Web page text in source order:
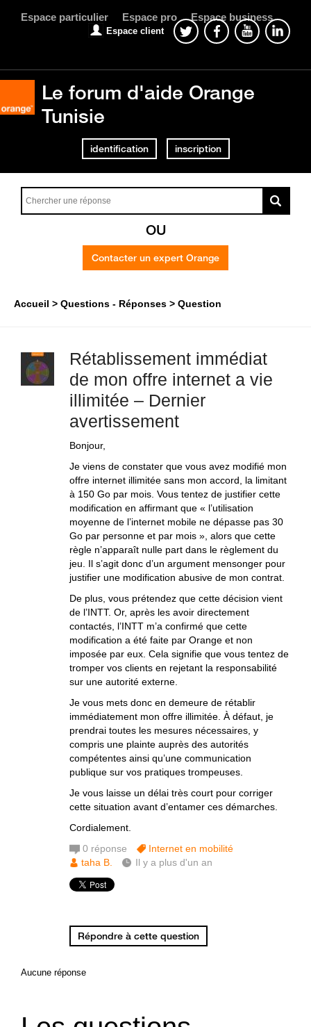
Espace particulier Espace pro Espace business
Espace client
Le forum d'aide Orange
Tunisie
identification inscription
OU
Contacter un expert Orange
Accueil Questions - Réponses Question
Rétablissement immédiat
de mon offre internet a vie
illimitée – Dernier
avertissement
Bonjour,
Je viens de constater que vous avez modifié mon
offre internet illimitée sans mon accord, la limitant
à 150 Go par mois. Vous tentez de justifier cette
modification en affirmant que « l’utilisation
moyenne de l’internet mobile ne dépasse pas 30
Go par personne et par mois », alors que cette
règle n’apparaît nulle part dans le règlement du
jeu. Il s’agit donc d’un argument mensonger pour
justifier une modification abusive de mon contrat.
De plus, vous prétendez que cette décision vient
de l’INTT. Or, après les avoir directement
contactés, l’INTT m’a confirmé que cette
modification a été faite par Orange et non
imposée par eux. Cela signifie que vous tentez de
tromper vos clients en rejetant la responsabilité
sur une autorité externe.
Je vous mets donc en demeure de rétablir
immédiatement mon offre illimitée. À défaut, je
prendrai toutes les mesures nécessaires, y
compris une plainte auprès des autorités
compétentes ainsi qu’une communication
publique sur vos pratiques trompeuses.
Je vous laisse un délai très court pour corriger
cette situation avant d’entamer ces démarches.
Cordialement.
0 réponse
Internet en mobilité
taha B.
Il y a plus d'un an
Répondre à cette question
Aucune réponse